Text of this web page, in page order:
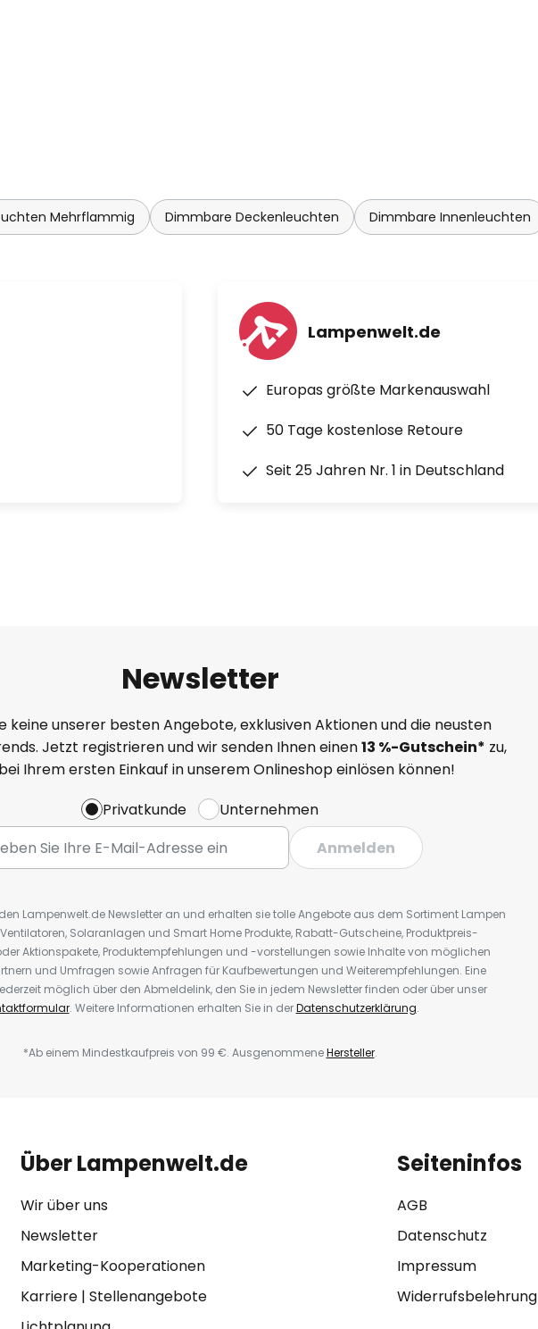
Mehrflammig Dimmbare Deckenleuchten Dimmbare Innenleuchten
Lampenwelt.de
Europas größte Markenauswahl
50 Tage kostenlose Retoure
Seit 25 Jahren Nr. 1 in Deutschland
Newsletter
keine unserer besten Angebote, exklusiven Aktionen und die neusten
Jetzt registrieren und wir senden Ihnen einen13 %-Gutschein* zu,
Ihrem ersten Einkauf in unserem Onlineshop einlösen können!
Privatkunde
Unternehmen
Anmelden
Lampenwelt.de Newsletter an und erhalten sie tolle Angebote aus dem Sortiment Lampen
Solaranlagen und Smart Home Produkte, Rabatt-Gutscheine, Produktpreis-
Aktionspakete, Produktempfehlungen und -vorstellungen sowie Inhalte von möglichen
und Umfragen sowie Anfragen für Kaufbewertungen und Weiterempfehlungen. Eine
möglich über den Abmeldelink, den Sie in jedem Newsletter finden oder über unser
. Weitere Informationen erhalten Sie in derDatenschutzerklärung.
*Ab einem Mindestkaufpreis von 99 €. AusgenommeneHersteller.
Über Lampenwelt.de
Wir über uns
Newsletter
Marketing-Kooperationen
Karriere| Stellenangebote
Seiteninfos
AGB
Datenschutz
Impressum
Widerrufsbelehrung